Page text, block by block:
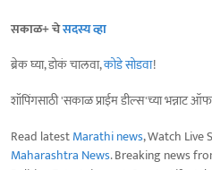
सकाळ+ चेसदस्य व्हा
ब्रेक घ्या, डोकं चालवा,कोडे सोडवा!
शॉपिंगसाठी 'सकाळ प्राईम डील्स'च्या भन्नाट
Read latestMarathi news, Watch Live
Maharashtra News. Breaking news